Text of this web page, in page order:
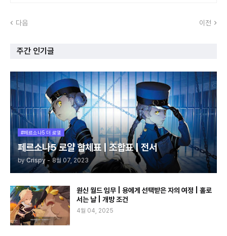
다음 이전
주간 인기글
#페르소나5 더 로열
페르소나5 로얄 합체표 | 조합표 | 전서
by Crispy - 8월 07, 2023
원신 월드 임무 | 용에게 선택받은 자의 여정 | 홀로
서는 날 | 개방 조건
4월 04, 2025